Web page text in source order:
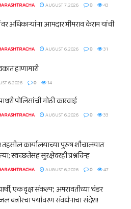
AUGUST 7, 2026 0 43
अधिकाऱ्यांना आमदार भीमराव केराम यांची
AUGUST 6, 2026 0 31
हाणामारी
6, 2026 0 14
पोलिसांची मोठी कारवाई
AUGUST 6, 2026 0 33
कार्यालयाच्या पुरुष शौचालयात
स्वच्छतेसह सुरक्षेवरही प्रश्नचिन्ह
AUGUST 6, 2026 0 47
एक वृक्ष संकल्प’; अमरावतीच्या ‘वंडर
बन्नोरचा पर्यावरण संवर्धनाचा संदेश!